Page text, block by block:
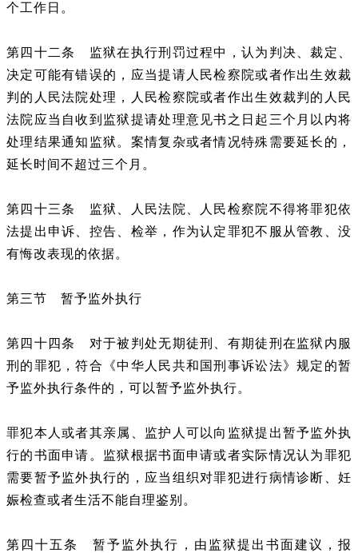
个工作日。
第四十二条 监狱在执行刑罚过程中，认为判决、裁定、
决定可能有错误的，应当提请人民检察院或者作出生效裁
判的人民法院处理，人民检察院或者作出生效裁判的人民
法院应当自收到监狱提请处理意见书之日起三个月以内将
处理结果通知监狱。案情复杂或者情况特殊需要延长的，
延长时间不超过三个月。
第四十三条 监狱、人民法院、人民检察院不得将罪犯依
法提出申诉、控告、检举，作为认定罪犯不服从管教、没
有悔改表现的依据。
第三节 暂予监外执行
第四十四条 对于被判处无期徒刑、有期徒刑在监狱内服
刑的罪犯，符合《中华人民共和国刑事诉讼法》规定的暂
予监外执行条件的，可以暂予监外执行。
罪犯本人或者其亲属、监护人可以向监狱提出暂予监外执
行的书面申请。监狱根据书面申请或者实际情况认为罪犯
需要暂予监外执行的，应当组织对罪犯进行病情诊断、妊
娠检查或者生活不能自理鉴别。
第四十五条 暂予监外执行，由监狱提出书面建议，报